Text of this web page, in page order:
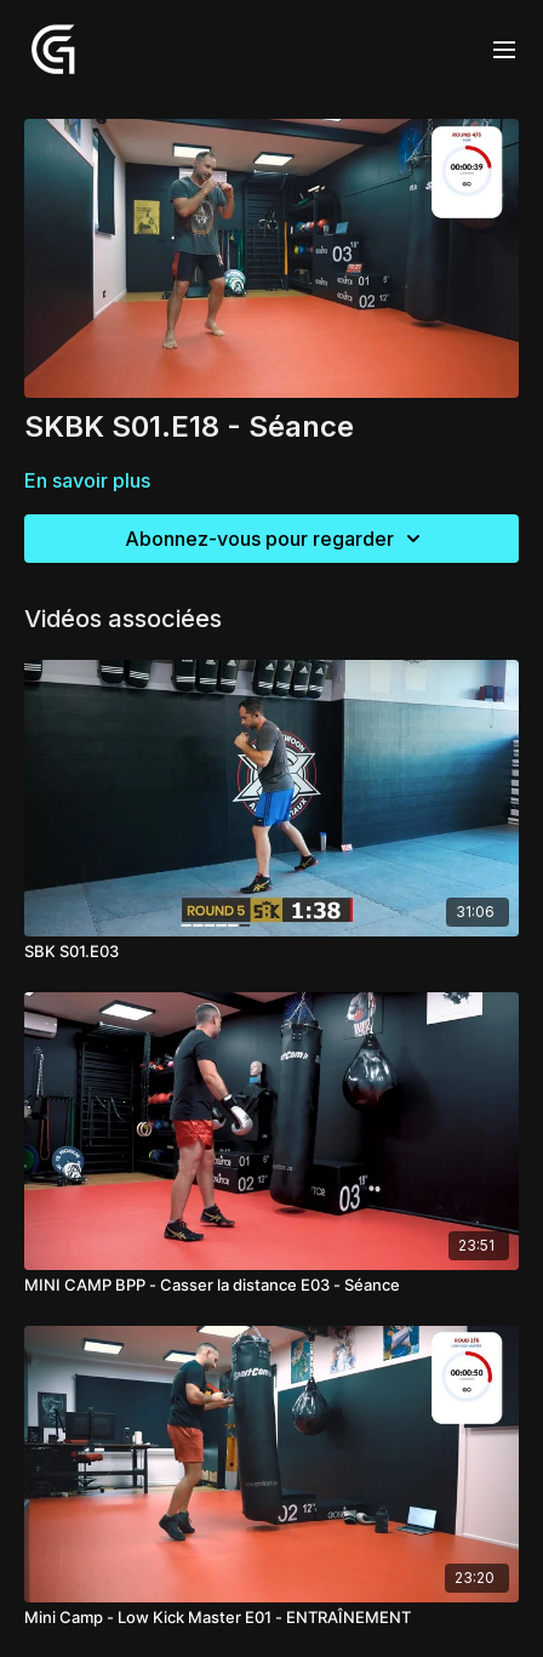
SKBK S01.E18 - Séance
En savoir plus
Abonnez-vous pour regarder
Vidéos associées
31:06
SBK S01.E03
23:51
MINI CAMP BPP - Casser la distance E03 - Séance
23:20
Mini Camp - Low Kick Master E01 - ENTRAÎNEMENT